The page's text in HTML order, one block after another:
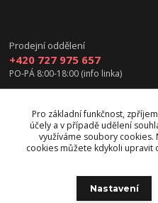
Prodejní oddělení
+420 727 975 657
PO-PÁ 8:00-18:00 (info linka)
Upravit
Pro základní funkčnost,
účely a v případě udělení
využíváme soubory
cookies můžete kdykoli upravit
Nastavení